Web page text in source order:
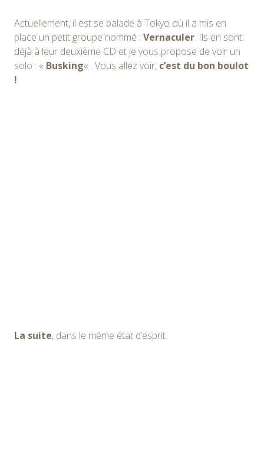
Actuellement, il est se balade à Tokyo où il a mis en
place un petit groupe nommé : Vernaculer. Ils en sont
déjà à leur deuxième CD et je vous propose de voir un
solo : « Busking« . Vous allez voir, c’est du bon boulot
!
La suite, dans le même état d’esprit.